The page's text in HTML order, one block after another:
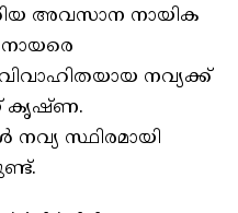
അവസാന നായിക
വിവാഹിതയായ നവ്യക്ക്
കൃഷ്ണ.
നവ്യ സ്ഥിരമായി